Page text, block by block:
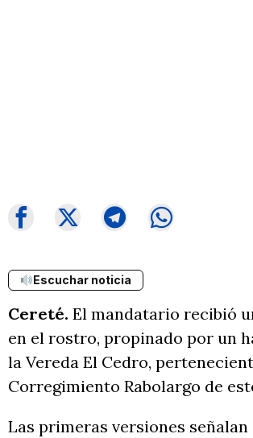
Escuchar noticia
Cereté. El mandatario recibió
en el rostro, propinado por un
la Vereda El Cedro,
Corregimiento Rabolargo de
Las primeras versiones señalan